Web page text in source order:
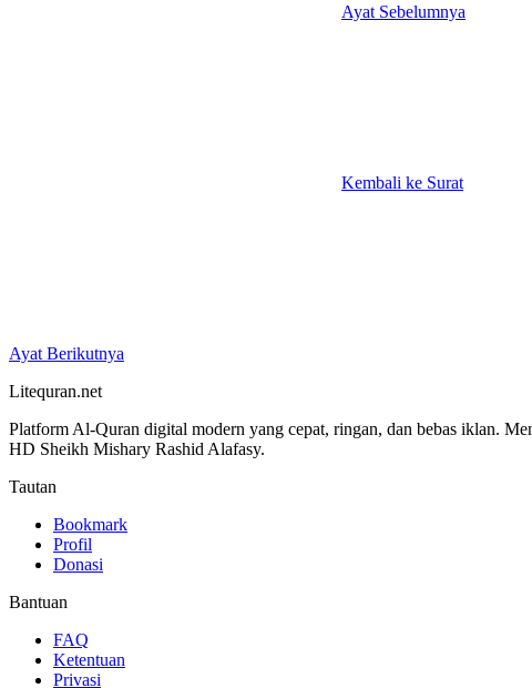
Ayat Sebelumnya
Kembali ke Surat
Ayat Berikutnya
Litequran.net
Platform Al-Quran digital modern yang cepat, ringan, dan bebas iklan.
HD Sheikh Mishary Rashid Alafasy.
Tautan
Bookmark
Profil
Donasi
Bantuan
FAQ
Ketentuan
Privasi